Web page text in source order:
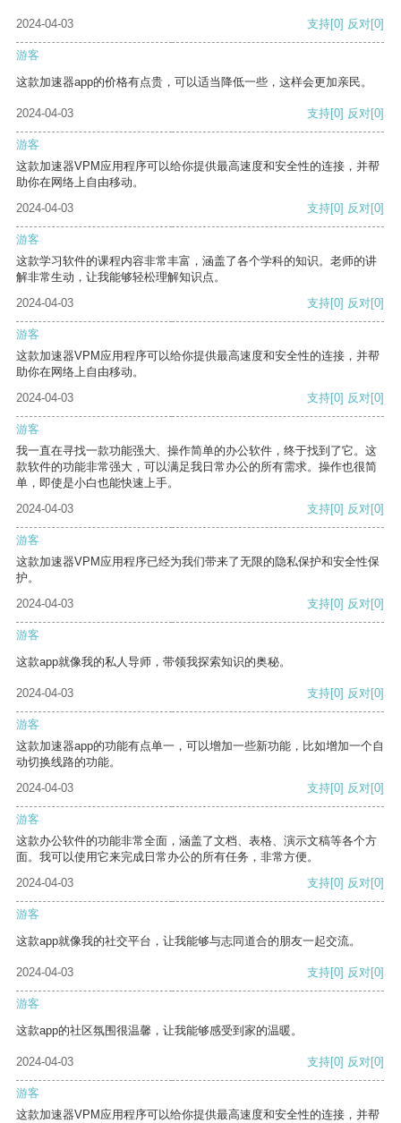
2024-04-03 支持[0] 反对[0]
游客
这款加速器app的价格有点贵，可以适当降低一些，这样会更加亲民。
2024-04-03 支持[0] 反对[0]
游客
这款加速器VPM应用程序可以给你提供最高速度和安全性的连接，并帮
助你在网络上自由移动。
2024-04-03
支持[0] 反对[0]
游客
这款学习软件的课程内容非常丰富，涵盖了各个学科的知识。老师的讲
解非常生动，让我能够轻松理解知识点。
2024-04-03
支持[0] 反对[0]
游客
这款加速器VPM应用程序可以给你提供最高速度和安全性的连接，并帮
助你在网络上自由移动。
2024-04-03
支持[0] 反对[0]
游客
我一直在寻找一款功能强大、操作简单的办公软件，终于找到了它。这
款软件的功能非常强大，可以满足我日常办公的所有需求。操作也很简
单，即使是小白也能快速上手。
2024-04-03
支持[0] 反对[0]
游客
这款加速器VPM应用程序已经为我们带来了无限的隐私保护和安全性保
护。
2024-04-03
支持[0] 反对[0]
游客
这款app就像我的私人导师，带领我探索知识的奥秘。
2024-04-03 支持[0] 反对[0]
游客
这款加速器app的功能有点单一，可以增加一些新功能，比如增加一个自
动切换线路的功能。
2024-04-03
支持[0] 反对[0]
游客
这款办公软件的功能非常全面，涵盖了文档、表格、演示文稿等各个方
面。我可以使用它来完成日常办公的所有任务，非常方便。
2024-04-03
支持[0] 反对[0]
游客
这款app就像我的社交平台，让我能够与志同道合的朋友一起交流。
2024-04-03 支持[0] 反对[0]
游客
这款app的社区氛围很温馨，让我能够感受到家的温暖。
2024-04-03 支持[0] 反对[0]
游客
这款加速器VPM应用程序可以给你提供最高速度和安全性的连接，并帮